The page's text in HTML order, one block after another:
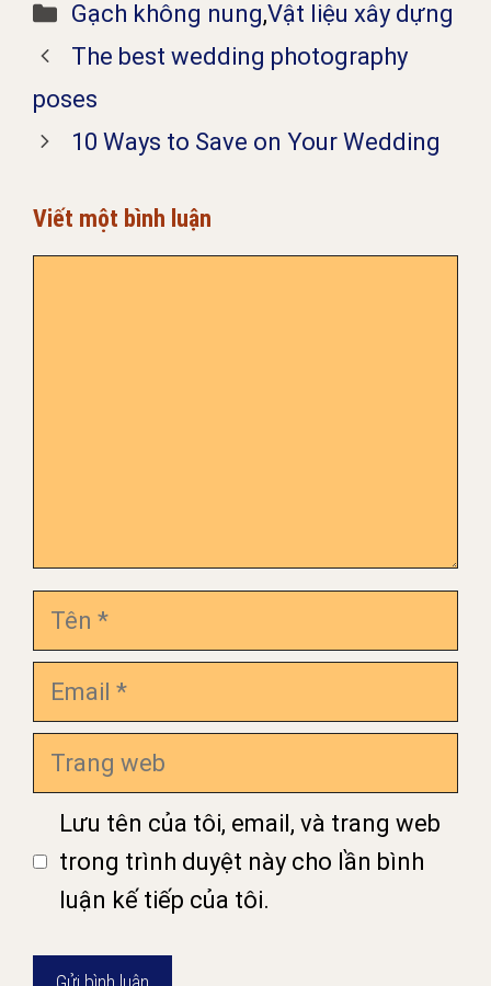
Danh
mục
Gạch không nung,Vật liệu xây dựng
The best wedding photography
poses
10 Ways to Save on Your Wedding
Viết một bình luận
Tên
Email
Trang
web
Lưu tên của tôi, email, và trang web
trong trình duyệt này cho lần bình
luận kế tiếp của tôi.